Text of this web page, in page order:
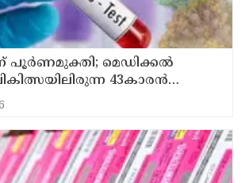
പൂർണമുക്തി; മെഡിക്കൽ
43കാരൻ